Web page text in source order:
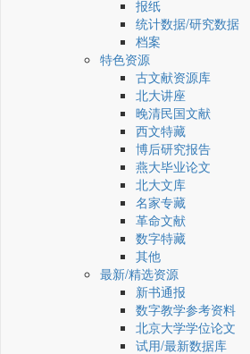
报纸
统计数据/研究数据
档案
特色资源
古文献资源库
北大讲座
晚清民国文献
西文特藏
博后研究报告
燕大毕业论文
北大文库
名家专藏
革命文献
数字特藏
其他
最新/精选资源
新书通报
数字教学参考资料
北京大学学位论文
试用/最新数据库